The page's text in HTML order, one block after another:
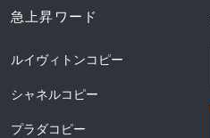
急上昇ワード
ルイヴィトンコピー
シャネルコピー
プラダコピー